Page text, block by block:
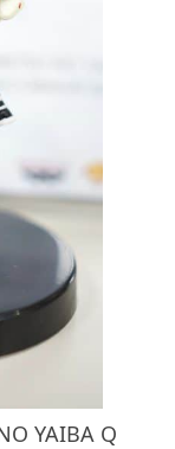
YAIBA Q